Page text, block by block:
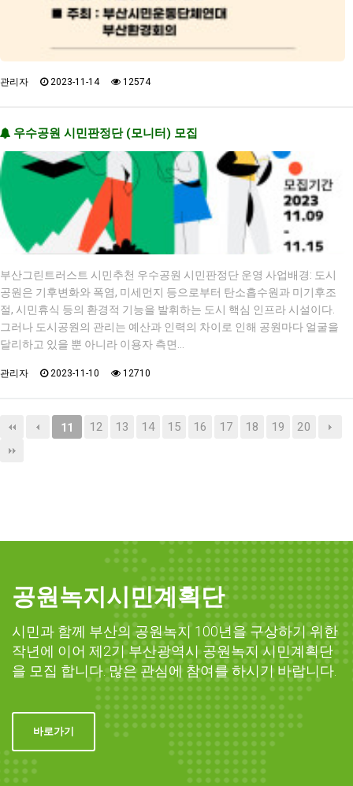
관리자 2023-11-14 12574
우수공원 시민판정단 (모니터) 모집
부산그린트러스트 시민추천 우수공원 시민판정단 운영 사업배경: 도시
공원은 기후변화와 폭염, 미세먼지 등으로부터 탄소흡수원과 미기후조
절, 시민휴식 등의 환경적 기능을 발휘하는 도시 핵심 인프라 시설이다.
그러나 도시공원의 관리는 예산과 인력의 차이로 인해 공원마다 얼굴을
달리하고 있을 뿐 아니라 이용자 측면…
관리자 2023-11-10 12710
11 12 13 14 15 16 17 18 19 20
공원녹지시민계획단
시민과 함께 부산의 공원녹지 100년을 구상하기 위한
작년에 이어 제2기 부산광역시 공원녹지 시민계획단
을 모집 합니다. 많은 관심에 참여를 하시기 바랍니다.
바로가기